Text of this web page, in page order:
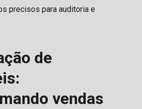
precisos para auditoria e
de
vendas